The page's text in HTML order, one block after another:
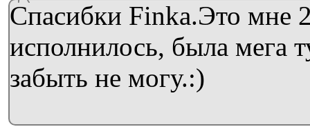
Спасибки Finka.Это мне
исполнилось, была мега
забыть не могу.:)